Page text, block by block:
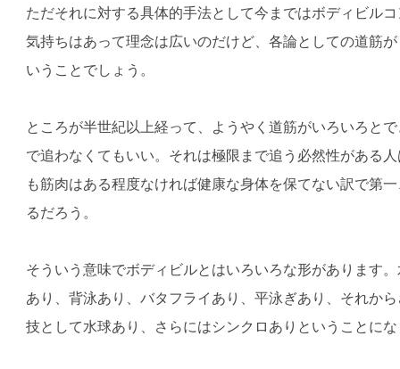
ただそれに対する具体的手法として今まではボディビル
気持ちはあって理念は広いのだけど、各論としての道筋
いうことでしょう。
ところが半世紀以上経って、ようやく道筋がいろいろと
で追わなくてもいい。それは極限まで追う必然性がある
も筋肉はある程度なければ健康な身体を保てない訳で第
るだろう。
そういう意味でボディビルとはいろいろな形があります
あり、背泳あり、バタフライあり、平泳ぎあり、それか
技として水球あり、さらにはシンクロありということに